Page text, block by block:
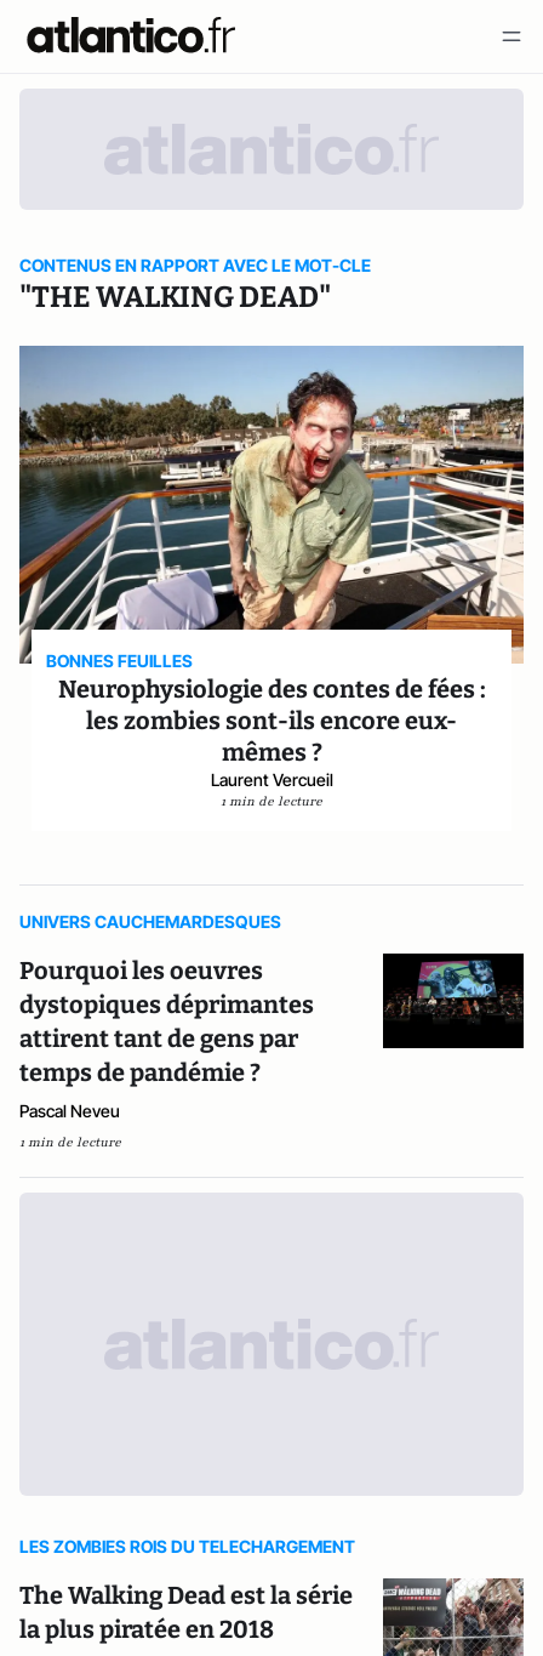
CONTENUS EN RAPPORT AVEC LE MOT-CLE
"THE WALKING DEAD"
BONNES FEUILLES
Neurophysiologie des contes de fées :
les zombies sont-ils encore eux-
mêmes ?
Laurent Vercueil
1 min de lecture
UNIVERS CAUCHEMARDESQUES
Pourquoi les oeuvres
dystopiques déprimantes
attirent tant de gens par
temps de pandémie ?
Pascal Neveu
1 min de lecture
LES ZOMBIES ROIS DU TELECHARGEMENT
The Walking Dead est la série
la plus piratée en 2018